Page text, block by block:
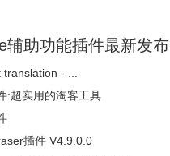
辅助功能插件最新发布
- ...
:超实用的淘客工具
插件 V4.9.0.0